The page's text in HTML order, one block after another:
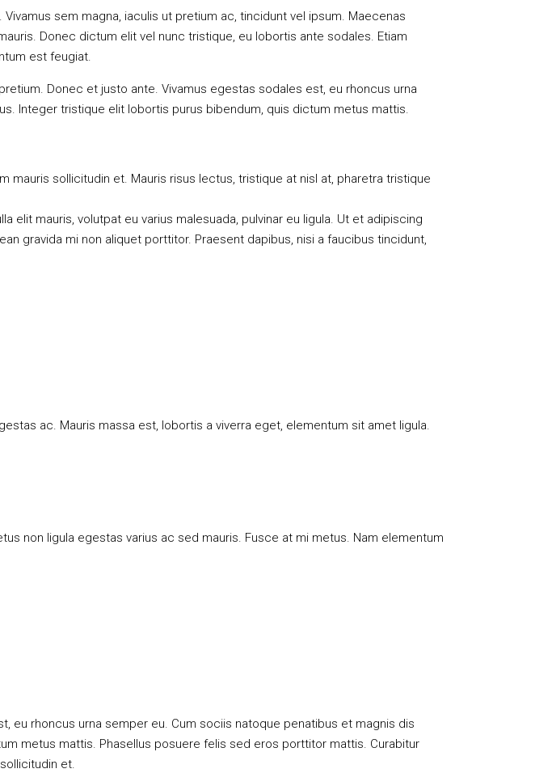
sem magna, iaculis ut pretium ac, tincidunt vel ipsum. Maecenas
Donec dictum elit vel nunc tristique, eu lobortis ante sodales. Etiam
est feugiat.
Donec et justo ante. Vivamus egestas sodales est, eu rhoncus urna
Integer tristique elit lobortis purus bibendum, quis dictum metus mattis.
mauris sollicitudin et. Mauris risus lectus, tristique at nisl at, pharetra tristique
elit mauris, volutpat eu varius malesuada, pulvinar eu ligula. Ut et adipiscing
gravida mi non aliquet porttitor. Praesent dapibus, nisi a faucibus tincidunt,
ac. Mauris massa est, lobortis a viverra eget, elementum sit amet ligula.
non ligula egestas varius ac sed mauris. Fusce at mi metus. Nam elementum
eu rhoncus urna semper eu. Cum sociis natoque penatibus et magnis dis
metus mattis. Phasellus posuere felis sed eros porttitor mattis. Curabitur
et.